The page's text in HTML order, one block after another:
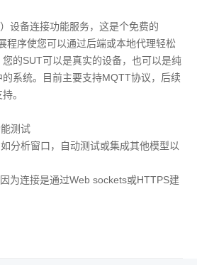
设备连接功能服务，这是个免费的
程序使您可以通过后端或本地代理轻松
的SUT可以是真实的设备，也可以是纯
系统。目前主要支持MQTT协议，后续
。
测试
分析窗口，自动测试或集成其他模型以
为连接是通过Web sockets或HTTPS建